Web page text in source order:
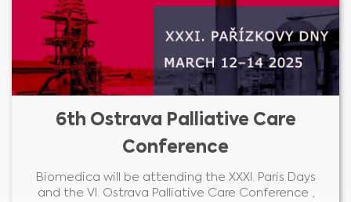
6th Ostrava Palliative Care
Conference
Biomedica will be attending the XXXI. Paris Days
and the VI. Ostrava Palliative Care Conference ,